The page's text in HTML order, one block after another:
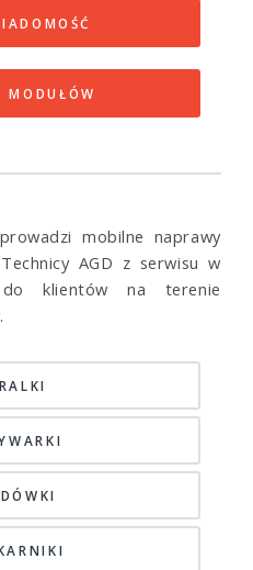
MODUŁÓW
mobilne naprawy
AGD z serwisu w
do klientów na terenie